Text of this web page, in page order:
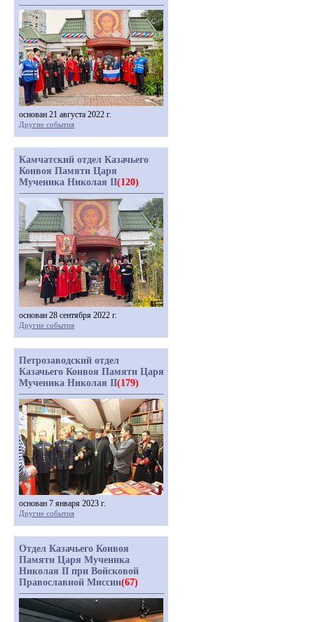
основан 21 августа 2022 г.
Другие события
Камчатский отдел Казачьего
Конвоя Памяти Царя
Мученика Николая II(120)
основан 28 сентября 2022 г.
Другие события
Петрозаводский отдел
Казачьего Конвоя Памяти Царя
Мученика Николая II(179)
основан 7 января 2023 г.
Другие события
Отдел Казачьего Конвоя
Памяти Царя Мученика
Николая II при Войсковой
Православной Миссии(67)